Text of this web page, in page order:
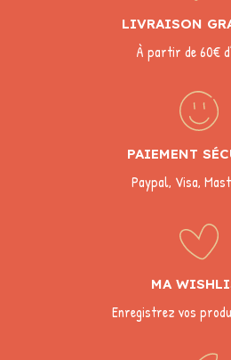
LIVRAISON
À partir de 60€
PAIEMENT
Paypal, Visa,
MA
Enregistrez vos